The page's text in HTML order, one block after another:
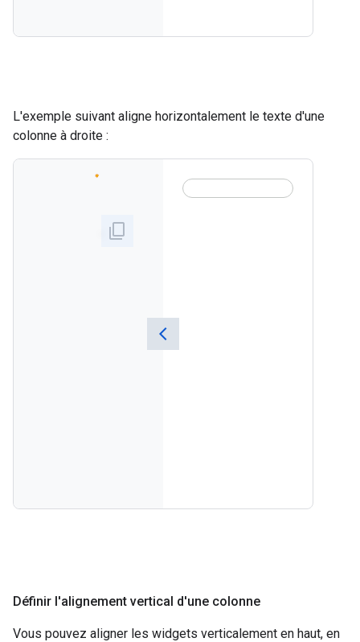
L'exemple suivant aligne horizontalement le texte d'une
colonne à droite :
Définir l'alignement vertical d'une colonne
Vous pouvez aligner les widgets verticalement en haut, en